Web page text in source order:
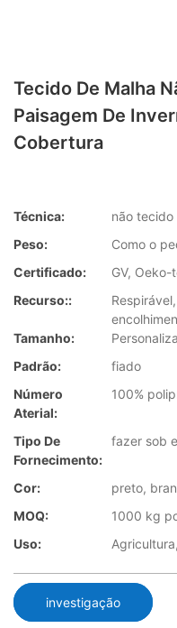
Tecido De Malha
Paisagem De
Cobertura
Técnica:
não tecido
Peso:
Como o
Certificado:
GV, Oeko-
Recurso::
Tamanho:
Padrão:
fiado
Número
Aterial:
100%
Tipo De
Fornecimento:
fazer sob
Cor:
preto,
MOQ:
1000 kg
Uso:
investigação